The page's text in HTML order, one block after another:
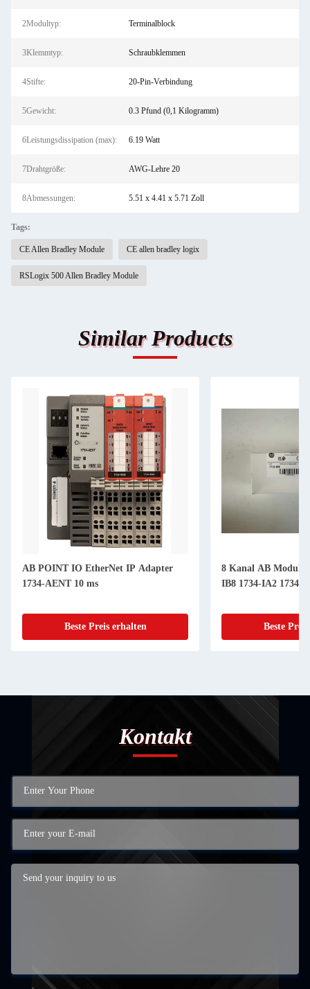
2Modultyp: Terminalblock
3Klemmtyp: Schraubklemmen
4Stifte: 20-Pin-Verbindung
5Gewicht: 0.3 Pfund (0,1 Kilogramm)
6Leistungsdissipation (max): 6.19 Watt
7Drahtgröße: AWG-Lehre 20
8Abmessungen: 5.51 x 4.41 x 5.71 Zoll
Tags:
CE Allen Bradley Module CE allen bradley logix
RSLogix 500 Allen Bradley Module
Similar Products
AB POINT IO EtherNet IP Adapter
1734-AENT 10 ms
Beste Preis erhalten
8 Kanal AB Module
IB8 1734-IA2 1734-
Beste
Kontakt